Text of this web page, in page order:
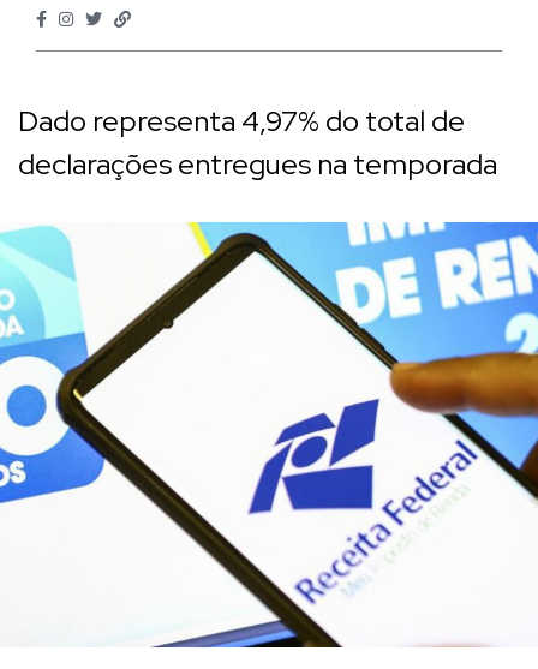
Dado representa 4,97% do total de
declarações entregues na temporada